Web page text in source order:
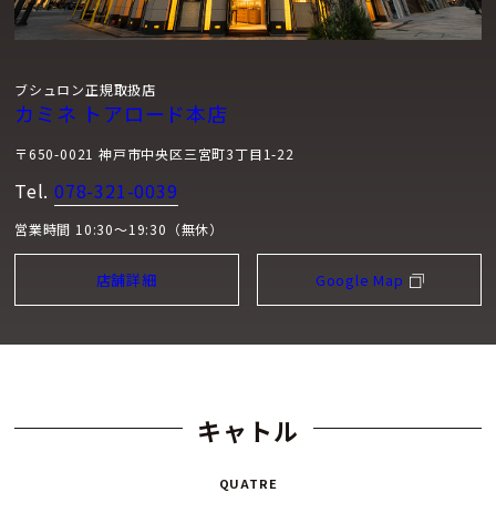
ブシュロン正規取扱店
カミネ トアロード本店
〒650-0021 神戸市中央区三宮町3丁目1-22
Tel. 078-321-0039
営業時間 10:30～19:30（無休）
店舗詳細 Google Map
キャトル
QUATRE